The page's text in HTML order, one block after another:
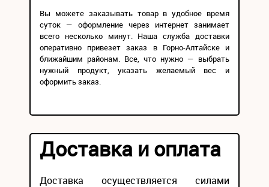
Вы можете заказывать товар в удобное время
суток — оформление через интернет занимает
всего несколько минут. Наша служба доставки
оперативно привезет заказ в Горно-Алтайске и
ближайшим районам. Все, что нужно — выбрать
нужный продукт, указать желаемый вес и
оформить заказ.
Доставка и оплата
Доставка осуществляется силами